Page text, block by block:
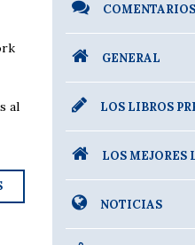
al
COMENTARIOS
GENERAL
LOS LIBROS
LOS MEJORES
NOTICIAS